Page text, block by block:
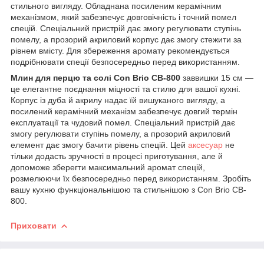
стильного вигляду. Обладнана посиленим керамічним
механізмом, який забезпечує довговічність і точний помел
спецій. Спеціальний пристрій дає змогу регулювати ступінь
помелу, а прозорий акриловий корпус дає змогу стежити за
рівнем вмісту. Для збереження аромату рекомендується
подрібнювати спеції безпосередньо перед використанням.
Млин для перцю та солі Con Brio CB-800 заввишки 15 см —
це елегантне поєднання міцності та стилю для вашої кухні.
Корпус із дуба й акрилу надає їй вишуканого вигляду, а
посилений керамічний механізм забезпечує довгий термін
експлуатації та чудовий помел. Спеціальний пристрій дає
змогу регулювати ступінь помелу, а прозорий акриловий
елемент дає змогу бачити рівень спецій. Цей аксесуар не
тільки додасть зручності в процесі приготування, але й
допоможе зберегти максимальний аромат спецій,
розмелюючи їх безпосередньо перед використанням. Зробіть
вашу кухню функціональнішою та стильнішою з Con Brio CB-
800.
Приховати